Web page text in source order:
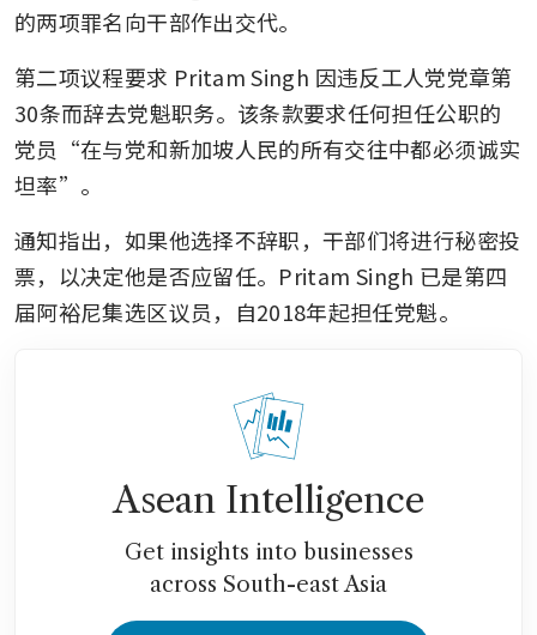
的两项罪名向干部作出交代。
第二项议程要求 Pritam Singh 因违反工人党党章第
30条而辞去党魁职务。该条款要求任何担任公职的
党员“在与党和新加坡人民的所有交往中都必须诚实
坦率”。
通知指出，如果他选择不辞职，干部们将进行秘密投
票，以决定他是否应留任。Pritam Singh 已是第四
届阿裕尼集选区议员，自2018年起担任党魁。
Asean Intelligence
Get insights into businesses
across South-east Asia